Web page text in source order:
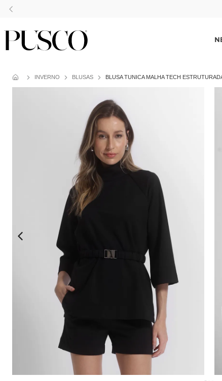
Pague no pix
INVERNO BLUSAS BLUSA TUNICA MALHA TECH